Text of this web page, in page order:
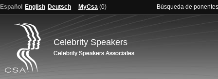
Español English Deutsch MyCsa (0) Búsqueda de ponentes
Celebrity Speakers